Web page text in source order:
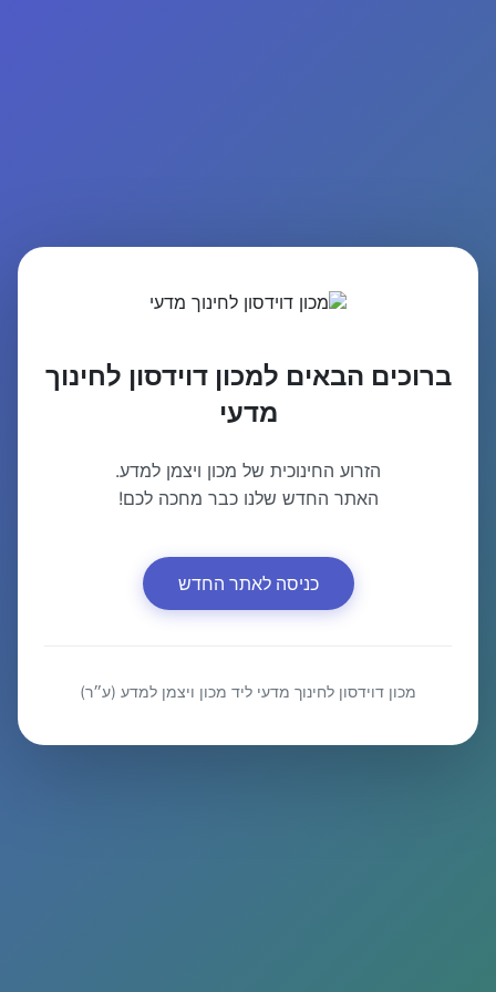
ברוכים הבאים למכון דוידסון לחינוך
מדעי
הזרוע החינוכית של מכון ויצמן למדע.
האתר החדש שלנו כבר מחכה לכם!
כניסה לאתר החדש
מכון דוידסון לחינוך מדעי ליד מכון ויצמן למדע (ע״ר)